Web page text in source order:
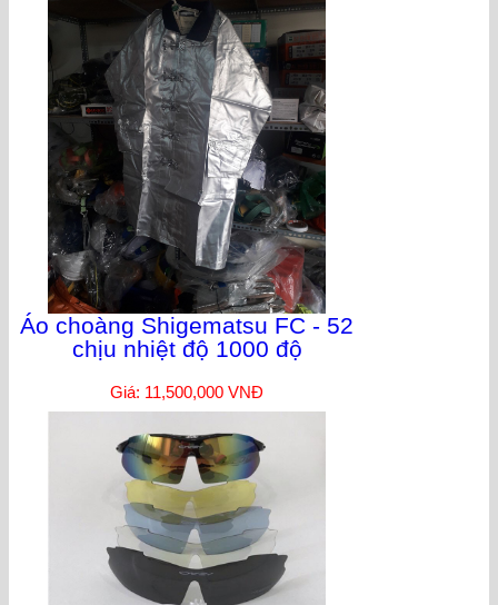
Áo choàng Shigematsu FC - 52
chịu nhiệt độ 1000 độ
Giá: 11,500,000 VNĐ